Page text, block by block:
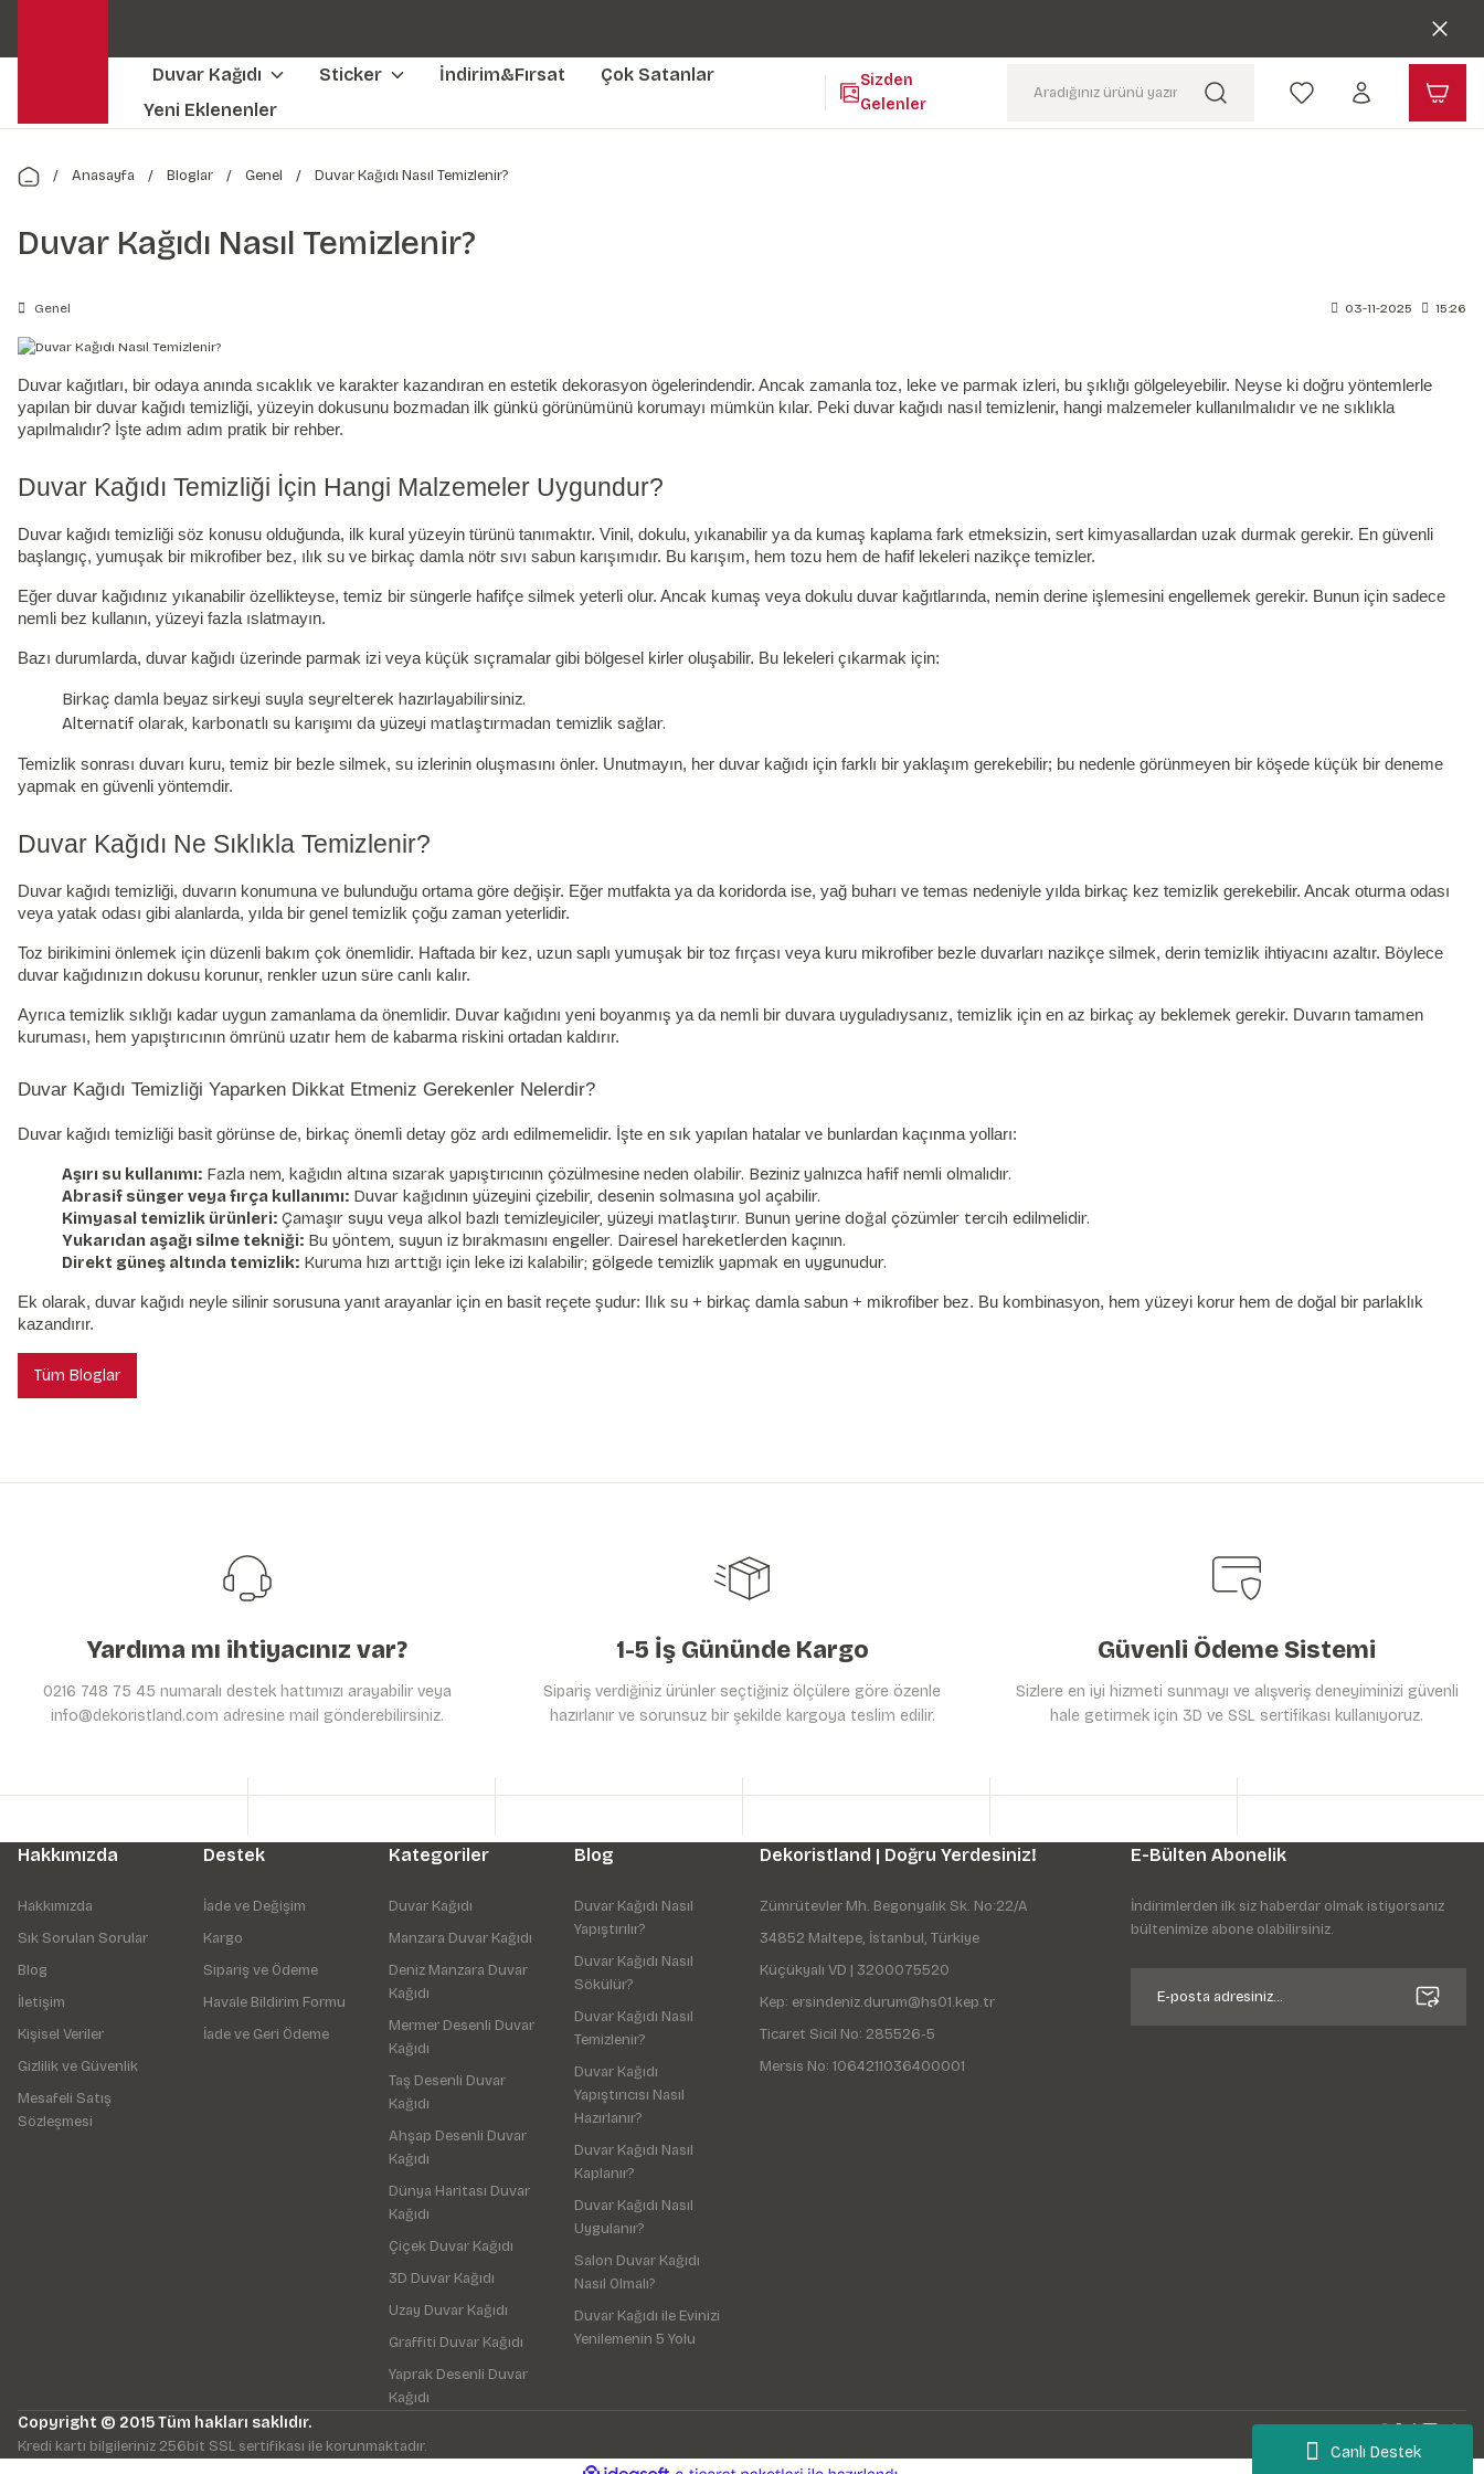
Canlı Destek
Kendinden Yapışkanlı Kolay Uygulanan Duvar Kağıtları😇
Duvar Kağıdı Sticker İndirim&Fırsat
Çok Satanlar
Yeni Eklenenler
Sizden
Gelenler
Anasayfa Bloglar Genel Duvar Kağıdı Nasıl Temizlenir?
Duvar Kağıdı Nasıl Temizlenir?
Genel 03-11-2025 15:26
Duvar kağıtları, bir odaya anında sıcaklık ve karakter kazandıran en estetik dekorasyon ögelerindendir. Ancak zamanla toz, leke ve parmak izleri, bu şıklığı gölgeleyebilir. Neyse ki doğru yöntemlerle
yapılan bir duvar kağıdı temizliği, yüzeyin dokusunu bozmadan ilk günkü görünümünü korumayı mümkün kılar. Peki duvar kağıdı nasıl temizlenir, hangi malzemeler kullanılmalıdır ve ne sıklıkla
yapılmalıdır? İşte adım adım pratik bir rehber.
Duvar Kağıdı Temizliği İçin Hangi Malzemeler Uygundur?
Duvar kağıdı temizliği söz konusu olduğunda, ilk kural yüzeyin türünü tanımaktır. Vinil, dokulu, yıkanabilir ya da kumaş kaplama fark etmeksizin, sert kimyasallardan uzak durmak gerekir. En güvenli
başlangıç, yumuşak bir mikrofiber bez, ılık su ve birkaç damla nötr sıvı sabun karışımıdır. Bu karışım, hem tozu hem de hafif lekeleri nazikçe temizler.
Eğer duvar kağıdınız yıkanabilir özellikteyse, temiz bir süngerle hafifçe silmek yeterli olur. Ancak kumaş veya dokulu duvar kağıtlarında, nemin derine işlemesini engellemek gerekir. Bunun için sadece
nemli bez kullanın, yüzeyi fazla ıslatmayın.
Bazı durumlarda, duvar kağıdı üzerinde parmak izi veya küçük sıçramalar gibi bölgesel kirler oluşabilir. Bu lekeleri çıkarmak için:
Birkaç damla beyaz sirkeyi suyla seyrelterek hazırlayabilirsiniz.
Alternatif olarak, karbonatlı su karışımı da yüzeyi matlaştırmadan temizlik sağlar.
Temizlik sonrası duvarı kuru, temiz bir bezle silmek, su izlerinin oluşmasını önler. Unutmayın, her duvar kağıdı için farklı bir yaklaşım gerekebilir; bu nedenle görünmeyen bir köşede küçük bir deneme
yapmak en güvenli yöntemdir.
Duvar Kağıdı Ne Sıklıkla Temizlenir?
Duvar kağıdı temizliği, duvarın konumuna ve bulunduğu ortama göre değişir. Eğer mutfakta ya da koridorda ise, yağ buharı ve temas nedeniyle yılda birkaç kez temizlik gerekebilir. Ancak oturma odası
veya yatak odası gibi alanlarda, yılda bir genel temizlik çoğu zaman yeterlidir.
Toz birikimini önlemek için düzenli bakım çok önemlidir. Haftada bir kez, uzun saplı yumuşak bir toz fırçası veya kuru mikrofiber bezle duvarları nazikçe silmek, derin temizlik ihtiyacını azaltır. Böylece
duvar kağıdınızın dokusu korunur, renkler uzun süre canlı kalır.
Ayrıca temizlik sıklığı kadar uygun zamanlama da önemlidir. Duvar kağıdını yeni boyanmış ya da nemli bir duvara uyguladıysanız, temizlik için en az birkaç ay beklemek gerekir. Duvarın tamamen
kuruması, hem yapıştırıcının ömrünü uzatır hem de kabarma riskini ortadan kaldırır.
Duvar Kağıdı Temizliği Yaparken Dikkat Etmeniz Gerekenler Nelerdir?
Duvar kağıdı temizliği basit görünse de, birkaç önemli detay göz ardı edilmemelidir. İşte en sık yapılan hatalar ve bunlardan kaçınma yolları:
Aşırı su kullanımı: Fazla nem, kağıdın altına sızarak yapıştırıcının çözülmesine neden olabilir. Beziniz yalnızca hafif nemli olmalıdır.
Abrasif sünger veya fırça kullanımı: Duvar kağıdının yüzeyini çizebilir, desenin solmasına yol açabilir.
Kimyasal temizlik ürünleri: Çamaşır suyu veya alkol bazlı temizleyiciler, yüzeyi matlaştırır. Bunun yerine doğal çözümler tercih edilmelidir.
Yukarıdan aşağı silme tekniği: Bu yöntem, suyun iz bırakmasını engeller. Dairesel hareketlerden kaçının.
Direkt güneş altında temizlik: Kuruma hızı arttığı için leke izi kalabilir; gölgede temizlik yapmak en uygunudur.
Ek olarak, duvar kağıdı neyle silinir sorusuna yanıt arayanlar için en basit reçete şudur: Ilık su + birkaç damla sabun + mikrofiber bez. Bu kombinasyon, hem yüzeyi korur hem de doğal bir parlaklık
kazandırır.
Tüm Bloglar
Yardıma mı ihtiyacınız var?
0216 748 75 45 numaralı destek hattımızı arayabilir veya
info@dekoristland.com adresine mail gönderebilirsiniz.
1-5 İş Gününde Kargo
Sipariş verdiğiniz ürünler seçtiğiniz ölçülere göre özenle
hazırlanır ve sorunsuz bir şekilde kargoya teslim edilir.
Güvenli Ödeme Sistemi
Sizlere en iyi hizmeti sunmayı ve alışveriş deneyiminizi güvenli
hale getirmek için 3D ve SSL sertifikası kullanıyoruz.
Hakkımızda
Hakkımızda
Sık Sorulan Sorular
Blog
İletişim
Kişisel Veriler
Gizlilik ve Güvenlik
Mesafeli Satış
Sözleşmesi
Destek
İade ve Değişim
Kargo
Sipariş ve Ödeme
Havale Bildirim Formu
İade ve Geri Ödeme
Kategoriler
Duvar Kağıdı
Manzara Duvar Kağıdı
Deniz Manzara Duvar
Kağıdı
Mermer Desenli Duvar
Kağıdı
Taş Desenli Duvar
Kağıdı
Ahşap Desenli Duvar
Kağıdı
Dünya Haritası Duvar
Kağıdı
Çiçek Duvar Kağıdı
3D Duvar Kağıdı
Uzay Duvar Kağıdı
Graffiti Duvar Kağıdı
Yaprak Desenli Duvar
Kağıdı
Blog
Duvar Kağıdı Nasıl
Yapıştırılır?
Duvar Kağıdı Nasıl
Sökülür?
Duvar Kağıdı Nasıl
Temizlenir?
Duvar Kağıdı
Yapıştırıcısı Nasıl
Hazırlanır?
Duvar Kağıdı Nasıl
Kaplanır?
Duvar Kağıdı Nasıl
Uygulanır?
Salon Duvar Kağıdı
Nasıl Olmalı?
Duvar Kağıdı ile Evinizi
Yenilemenin 5 Yolu
Dekoristland | Doğru Yerdesiniz!
Zümrütevler Mh. Begonyalık Sk. No:22/A
34852 Maltepe, İstanbul, Türkiye
Küçükyalı VD | 3200075520
Kep: ersindeniz.durum@hs01.kep.tr
Ticaret Sicil No: 285526-5
Mersis No: 1064211036400001
E-Bülten Abonelik
İndirimlerden ilk siz haberdar olmak istiyorsanız
bültenimize abone olabilirsiniz.
Copyright © 2015 Tüm hakları saklıdır.
Kredi kartı bilgileriniz 256bit SSL sertifikası ile korunmaktadır.